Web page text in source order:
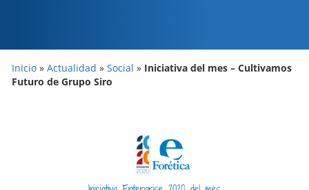
Inicio » Actualidad » Social » Iniciativa del mes – Cultivamos
Futuro de Grupo Siro